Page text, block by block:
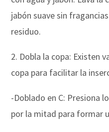
jabón suave sin
residuo.
2. Dobla la copa: Existen
copa para facilitar la
-Doblado en C: Presiona
por la mitad para formar